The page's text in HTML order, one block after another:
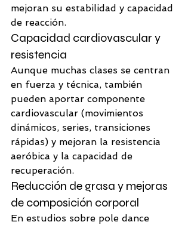
mejoran su estabilidad y capacidad
de reacción.
Capacidad cardiovascular y
resistencia
Aunque muchas clases se centran
en fuerza y técnica, también
pueden aportar componente
cardiovascular (movimientos
dinámicos, series, transiciones
rápidas) y mejoran la resistencia
aeróbica y la capacidad de
recuperación.
Reducción de grasa y mejoras
de composición corporal
En estudios sobre pole dance